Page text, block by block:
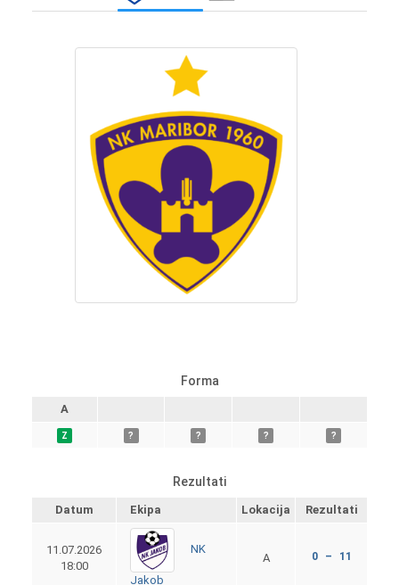
Forma
A
Z ? ? ? ?
Rezultati
Datum Ekipa Lokacija Rezultati
11.07.2026
18:00
NK
Jakob
A 0 – 11